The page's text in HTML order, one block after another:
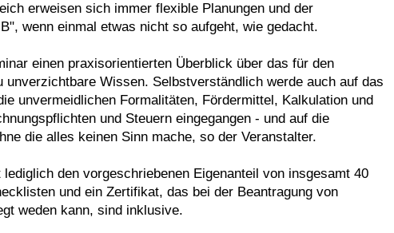
erweisen sich immer flexible Planungen und der
wenn einmal etwas nicht so aufgeht, wie gedacht.
einen praxisorientierten Überblick über das für den
unverzichtbare Wissen. Selbstverständlich werde auch auf das
unvermeidlichen Formalitäten, Fördermittel, Kalkulation und
und Steuern eingegangen - und auf die
die alles keinen Sinn mache, so der Veranstalter.
lediglich den vorgeschriebenen Eigenanteil von insgesamt 40
und ein Zertifikat, das bei der Beantragung von
weden kann, sind inklusive.